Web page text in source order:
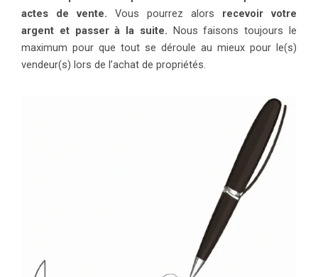
actes de vente. Vous pourrez alors recevoir votre
argent et passer à la suite. Nous faisons toujours le
maximum pour que tout se déroule au mieux pour le(s)
vendeur(s) lors de l’achat de propriétés.